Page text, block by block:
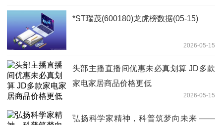
*ST瑞茂(600180)龙虎榜数据(05-15)
2026-05-15
头部主播直播间优惠未必真划算 JD多款
家电家居商品价格更低
2026-05-15
弘扬科学家精神，科普筑梦向未来 ——